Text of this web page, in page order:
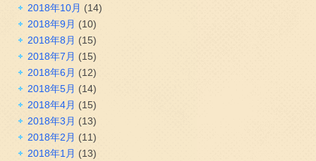
2018年10月 (14)
2018年9月 (10)
2018年8月 (15)
2018年7月 (15)
2018年6月 (12)
2018年5月 (14)
2018年4月 (15)
2018年3月 (13)
2018年2月 (11)
2018年1月 (13)